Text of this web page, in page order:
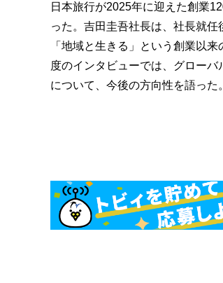
日本旅行が2025年に迎えた創業
った。吉田圭吾社長は、社長就
「地域と生きる」という創業以
度のインタビューでは、グロー
について、今後の方向性を語った